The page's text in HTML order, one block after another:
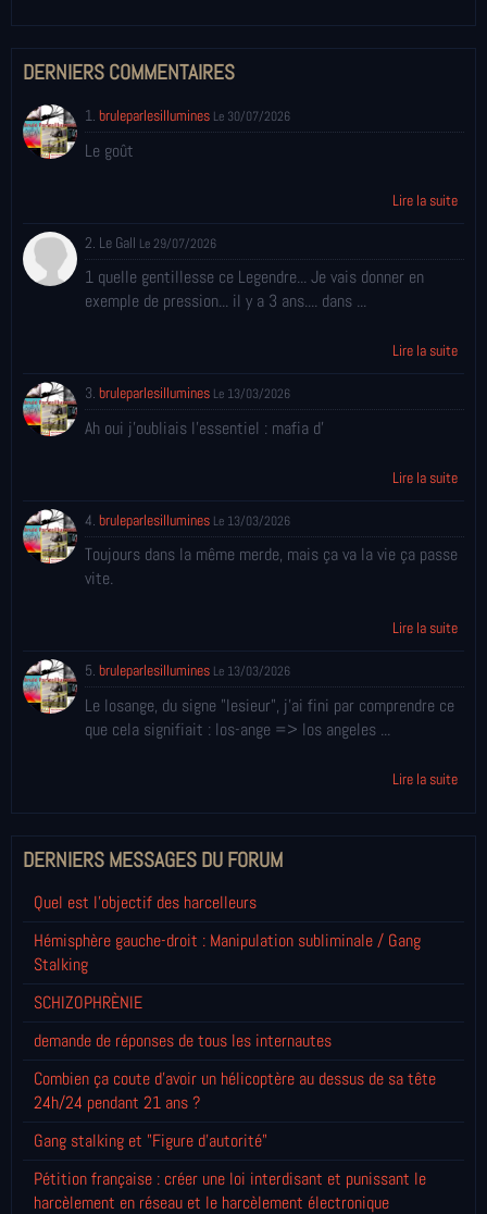
DERNIERS COMMENTAIRES
1. bruleparlesillumines Le 30/07/2026
Le goût
Lire la suite
2. Le Gall Le 29/07/2026
1 quelle gentillesse ce Legendre... Je vais donner en
exemple de pression... il y a 3 ans.... dans ...
Lire la suite
3. bruleparlesillumines Le 13/03/2026
Ah oui j'oubliais l'essentiel : mafia d'
Lire la suite
4. bruleparlesillumines Le 13/03/2026
Toujours dans la même merde, mais ça va la vie ça passe
vite.
Lire la suite
5. bruleparlesillumines Le 13/03/2026
Le losange, du signe "lesieur", j'ai fini par comprendre ce
que cela signifiait : los-ange => los angeles ...
Lire la suite
DERNIERS MESSAGES DU FORUM
Quel est l'objectif des harcelleurs
Hémisphère gauche-droit : Manipulation subliminale / Gang
Stalking
SCHIZOPHRÈNIE
demande de réponses de tous les internautes
Combien ça coute d'avoir un hélicoptère au dessus de sa tête
24h/24 pendant 21 ans ?
Gang stalking et "Figure d'autorité"
Pétition française : créer une loi interdisant et punissant le
harcèlement en réseau et le harcèlement électronique